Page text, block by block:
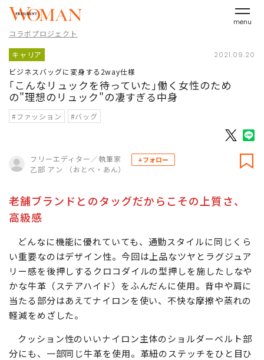
menu
コラボプロジェクト
キャリア 2021.09.20
ビジネスバッグに変身する2way仕様
｢こんなリュックを待っていた｣働く女性のため
の"理想のリュック"の凄すぎる中身
#ファッション #バッグ
フリーエディター／執筆家
乙部 アン （おとべ・あん）
+フォロー
老舗ブランドとのタッグだからこその上質さ、
高級感
どんなに機能に優れていても、通勤スタイルに同じくら
い重要なのはデザイン性。今回は上品なツヤとラグジュア
リー感を後押しするクロコダイルの型押しを施したしなや
かな牛革（ステアハイド）をふんだんに使用。背中や肩に
当たる部分はあえてナイロンを使い、不快な摩擦や蒸れの
軽減をめざした。
クッション性のいいナイロン主体のショルダーベルト部
分にも、一部同じ牛革を使用。革紐のステッチをひと目ひ